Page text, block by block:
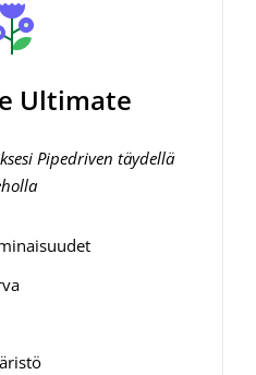
Ultimate
Pipedriven täydellä